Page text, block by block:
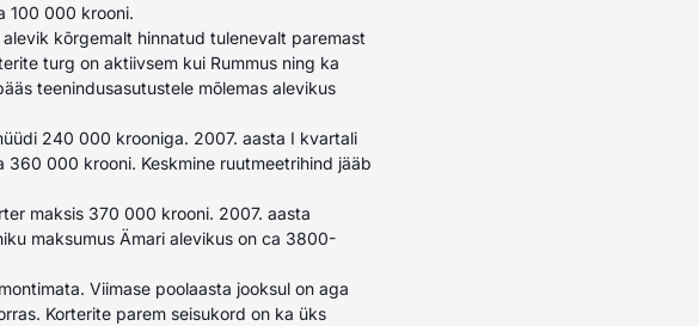
100 000 krooni.
kõrgemalt hinnatud tulenevalt paremast
turg on aktiivsem kui Rummus ning ka
teenindusasutustele mõlemas alevikus
240 000 krooniga. 2007. aasta I kvartali
000 krooni. Keskmine ruutmeetrihind jääb
maksis 370 000 krooni. 2007. aasta
maksumus Ämari alevikus on ca 3800-
Viimase poolaasta jooksul on aga
Korterite parem seisukord on ka üks